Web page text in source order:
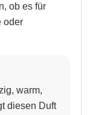
ob es für
oder
warm,
diesen Duft